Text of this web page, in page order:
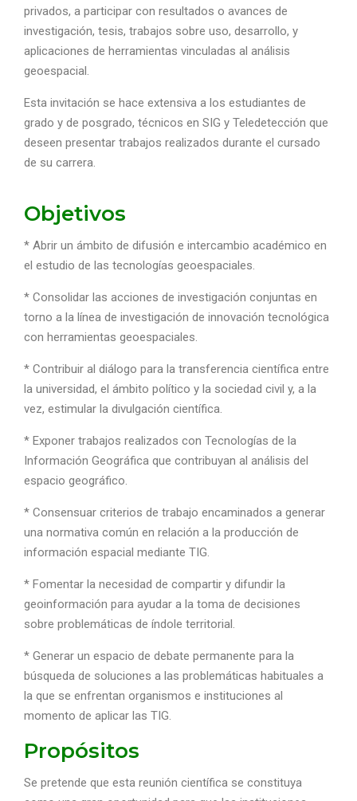
privados, a participar con resultados o avances de
investigación, tesis, trabajos sobre uso, desarrollo, y
aplicaciones de herramientas vinculadas al análisis
geoespacial.
Esta invitación se hace extensiva a los estudiantes de
grado y de posgrado, técnicos en SIG y Teledetección que
deseen presentar trabajos realizados durante el cursado
de su carrera.
Objetivos
* Abrir un ámbito de difusión e intercambio académico en
el estudio de las tecnologías geoespaciales.
* Consolidar las acciones de investigación conjuntas en
torno a la línea de investigación de innovación tecnológica
con herramientas geoespaciales.
* Contribuir al diálogo para la transferencia científica entre
la universidad, el ámbito político y la sociedad civil y, a la
vez, estimular la divulgación científica.
* Exponer trabajos realizados con Tecnologías de la
Información Geográfica que contribuyan al análisis del
espacio geográfico.
* Consensuar criterios de trabajo encaminados a generar
una normativa común en relación a la producción de
información espacial mediante TIG.
* Fomentar la necesidad de compartir y difundir la
geoinformación para ayudar a la toma de decisiones
sobre problemáticas de índole territorial.
* Generar un espacio de debate permanente para la
búsqueda de soluciones a las problemáticas habituales a
la que se enfrentan organismos e instituciones al
momento de aplicar las TIG.
Propósitos
Se pretende que esta reunión científica se constituya